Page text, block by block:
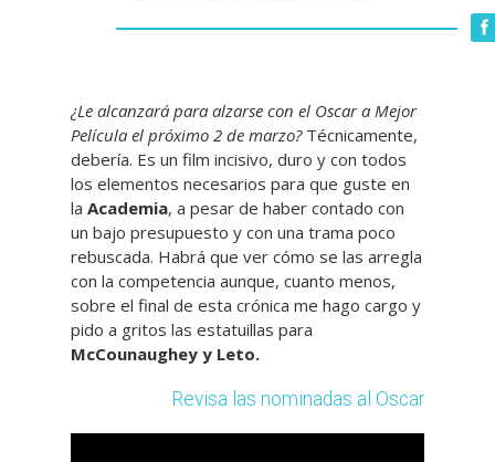
¿Le alcanzará para alzarse con el Oscar a Mejor
Película el próximo 2 de marzo?Técnicamente,
debería. Es un film incisivo, duro y con todos
los elementos necesarios para que guste en
la Academia, a pesar de haber contado con
un bajo presupuesto y con una trama poco
rebuscada. Habrá que ver cómo se las arregla
con la competencia aunque, cuanto menos,
sobre el final de esta crónica me hago cargo y
pido a gritos las estatuillas para
McCounaughey y Leto.
Revisa las nominadas al Oscar